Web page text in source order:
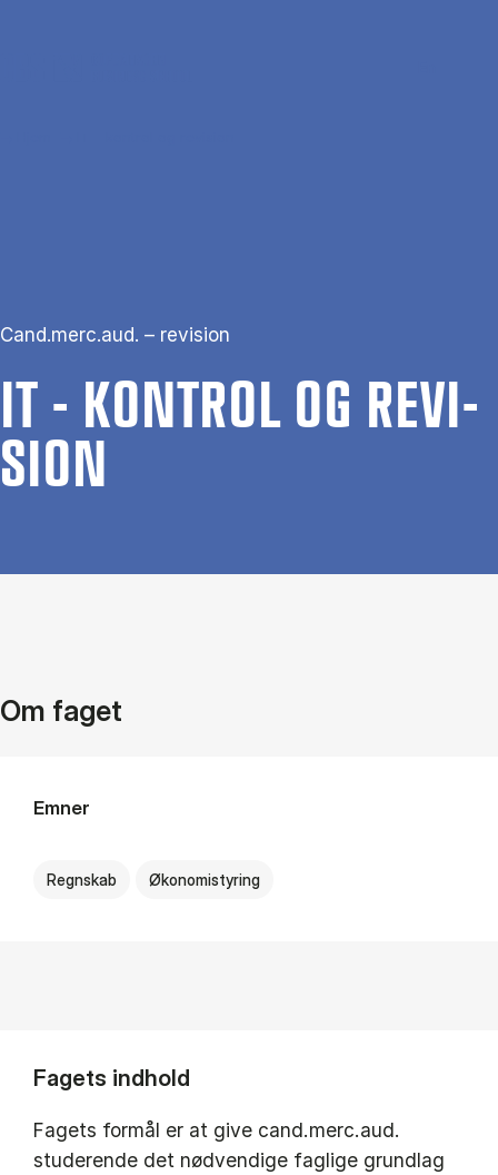
Cand.merc.aud. – revision
IT - KON­TROL OG RE­VI­
SION
Om faget
Emner
Regnskab Økonomistyring
Fagets indhold
Fagets formål er at give cand.merc.aud.
studerende det nødvendige faglige grundlag